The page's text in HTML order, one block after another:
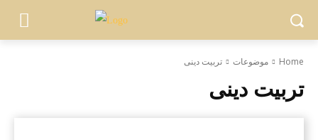
Home موضوعات تربیت دینی
تربیت دینی